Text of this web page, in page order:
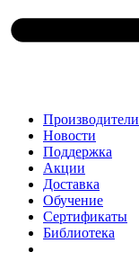
Производители
Новости
Поддержка
Акции
Доставка
Обучение
Сертификаты
Библиотека